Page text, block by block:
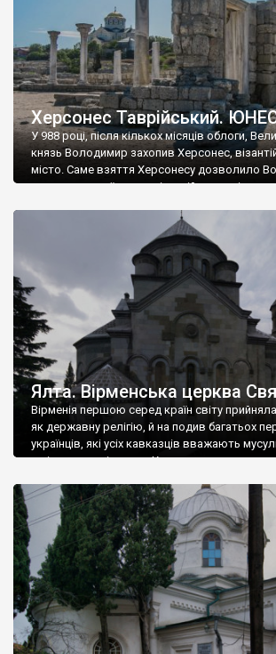
Херсонес Таврійський.
У 988 році, після кількох місяців облоги,
князь Володимир захопив Херсонес,
місто. Саме взяття Херсонесу дозволило
диктувати свої умови візантійському
Херсонесі Володимир-язичник, став
А потім було Хрещення Русі. На честь
Ялта. Вірменська церква
Вірменія першою серед країн світу
як державну релігію, й на подив багатьох
українців, які усіх кавказців вважають
є відданими вірянами Христа